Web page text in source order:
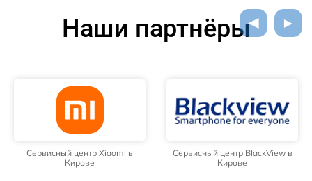
Наши партнёры
Сервисный центр Xiaomi в
Кирове
Сервисный центр BlackView в
Кирове